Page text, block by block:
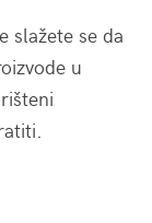
slažete se da
u